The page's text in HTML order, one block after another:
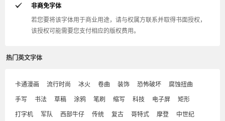
非商免字体
若您要将该字体用于商业用途，请与权属方联系并取得书面授权，
该授权可能需要您支付相应的版权费用。
热门英文字体
卡通漫画 流行时尚 冰火 卷曲 装饰 恐怖破坏
腐蚀扭曲
手写
书法 草稿 涂鸦 笔刷 缩写 科技 电子屏
矩形
打字机
军队 西部牛仔 传统 复古 哥特式 摩登
中世纪